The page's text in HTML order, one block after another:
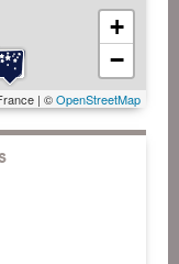
+
−
| ©OpenStreetMap